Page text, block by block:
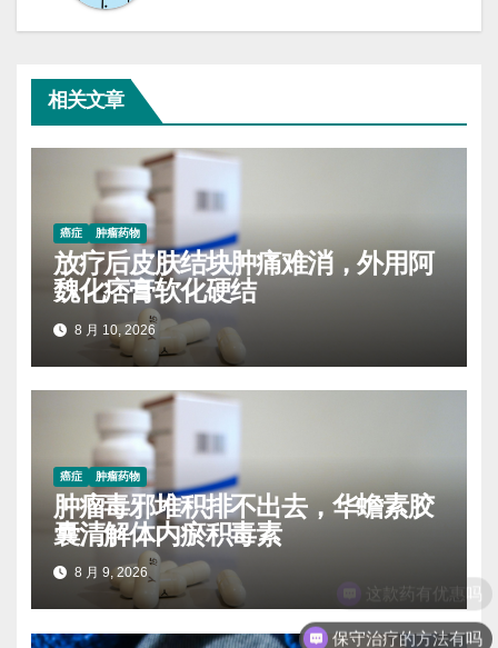
相关文章
癌症 肿瘤药物
放疗后皮肤结块肿痛难消，外用阿
魏化痞膏软化硬结
8 月 10, 2026
癌症 肿瘤药物
肿瘤毒邪堆积排不出去，华蟾素胶
囊清解体内瘀积毒素
8 月 9, 2026
保守治疗的方法有吗